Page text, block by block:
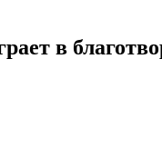
в